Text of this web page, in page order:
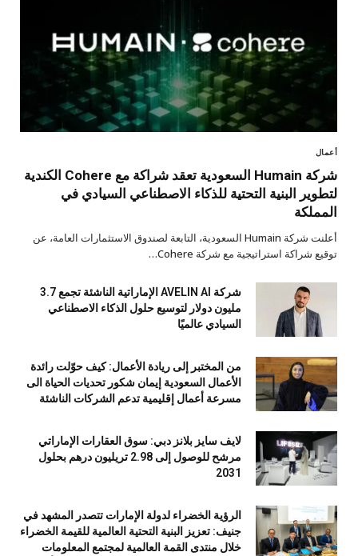
أعمال
شركة Humain السعودية تعقد شراكة مع Cohere الكندية
لتطوير البنية التحتية للذكاء الاصطناعي السيادي في
المملكة
أعلنت شركة Humain السعودية، التابعة لصندوق الاستثمارات العامة، عن
توقيع شراكة استراتيجية مع شركة Cohere…
شركة AVELIN AI الإماراتية الناشئة تجمع 3.7
مليون دولار لتوسيع حلول الذكاء الاصطناعي
السيادي عالميًا
من المختبر إلى ريادة الأعمال: كيف حوّلت رائدة
الأعمال السعودية إيمان شكور تحديات الحياة الى
مسرعة أعمال إقليمية تدعم الشركات الناشئة
لايف سايز بلانز دبي: سوق العقارات الإماراتي
مرشح للوصول إلى 2.98 تريليون درهم بحلول
2031
الرؤية الخضراء لدولة الإمارات تتصدر المشهد في
جنيف: تعزيز البنية التحتية العالمية للقيمة الخضراء
خلال منتدى القمة العالمية لمجتمع المعلومات